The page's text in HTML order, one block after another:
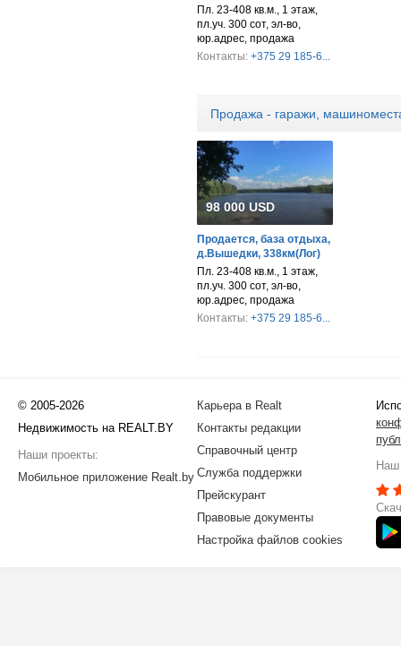
Пл. 23-408 кв.м., 1 этаж,
пл.уч. 300 сот, эл-во,
юр.адрес, продажа
Контакты: +375 29 185-6...
Продажа - гаражи,
98 000 USD
Продается, база отдыха,
д.Вышедки, 338км(Лог)
Пл. 23-408 кв.м., 1 этаж,
пл.уч. 300 сот, эл-во,
юр.адрес, продажа
Контакты: +375 29 185-6...
© 2005-2026
Недвижимость на REALT.BY
Наши проекты:
Мобильное приложение Realt.by
Карьера в Realt
Контакты редакции
Справочный центр
Служба поддержки
Прейскурант
Правовые документы
Настройка файлов cookies
Наш